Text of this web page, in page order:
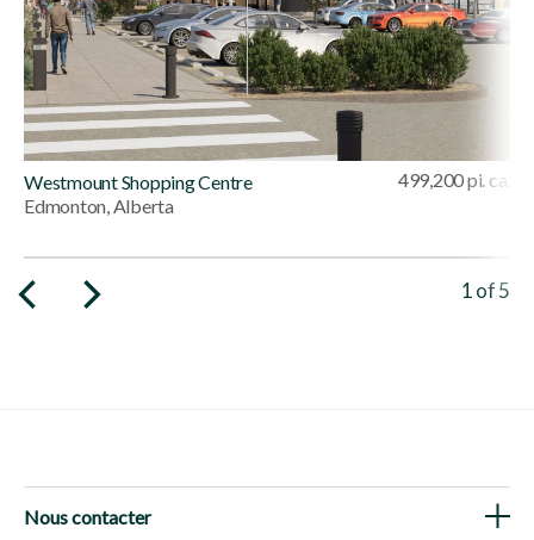
Viewing
1of5
Westmount Shopping Centre
Edmonton, Alberta
499,200 pi. ca.
Nous contacter